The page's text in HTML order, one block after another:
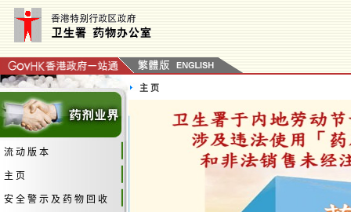
流 动 版 本
主 页
安 全 警 示 及 药 物 回 收
主 页